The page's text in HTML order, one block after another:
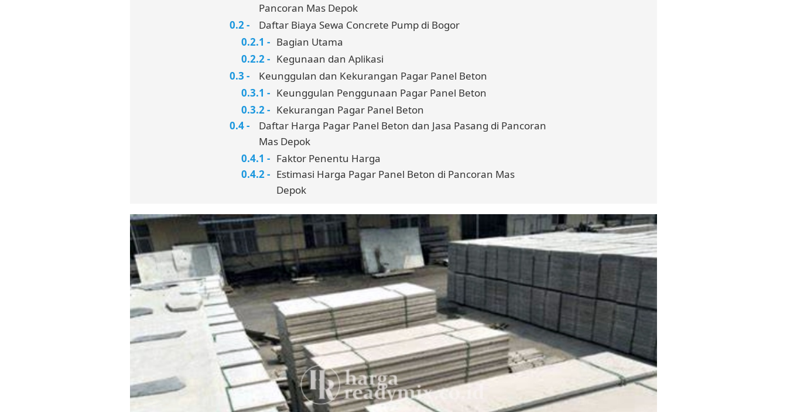
Pancoran Mas Depok
Daftar Biaya Sewa Concrete Pump di Bogor
Bagian Utama
Kegunaan dan Aplikasi
Keunggulan dan Kekurangan Pagar Panel Beton
Keunggulan Penggunaan Pagar Panel Beton
Kekurangan Pagar Panel Beton
Daftar Harga Pagar Panel Beton dan Jasa Pasang di Pancoran
Mas Depok
Faktor Penentu Harga
Estimasi Harga Pagar Panel Beton di Pancoran Mas
Depok